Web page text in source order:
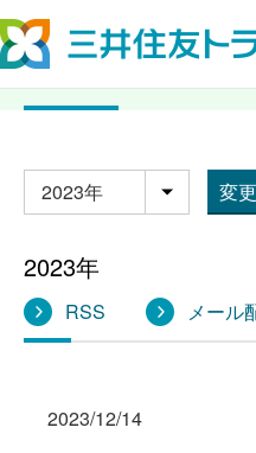
2023年 更新情報
年別
変
2023年
RSS メール
2023/12/14